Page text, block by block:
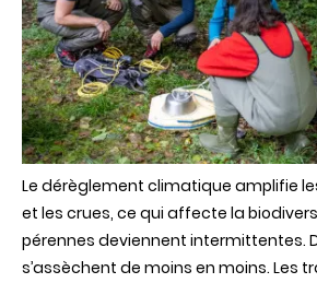
Le dérèglement climatique amplifie
et les crues, ce qui affecte la
pérennes deviennent intermittentes.
s’assèchent de moins en moins. Les